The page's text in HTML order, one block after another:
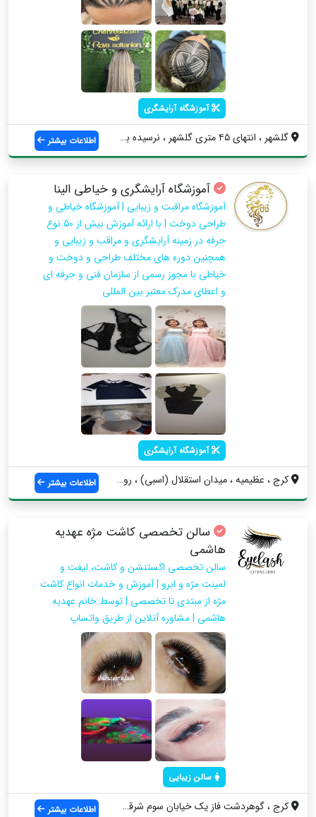
آموزشگاه آرایشگری
گلشهر ، انتهاي ٤٥ متري گلشهر ، نرسيده به... اطلاعات بیشتر
آموزشگاه آرایشگری و خیاطی الینا
آموزشگاه مراقبت و زیبایی | آموزشگاه خیاطی و
طراحی دوخت | با ارائه آموزش بیش از ۵۰ نوع
حرفه در زمینه آرایشگری و مراقب و زیبایی و
همچنین دوره های مختلف طراحی و دوخت و
خیاطی با مجوز رسمی از سازمان فنی و حرفه ای
و اعطای مدرک معتبر بین المللی
آموزشگاه آرایشگری
کرج ، عظیمیه ، میدان استقلال (اسبی) ، رو... اطلاعات بیشتر
سالن تخصصی کاشت مژه عهدیه
هاشمی
سالن تخصصی اکستنشن و کاشت، لیفت و
لمینت مژه و ابرو | آموزش و خدمات انواع کاشت
مژه از مبتدی تا تخصصی | توسط خانم عهدیه
هاشمی | مشاوره آنلاین از طریق واتساپ
سالن زیبایی
کرج ، گوهردشت فاز یک خیابان سوم شرقی ساخ... اطلاعات بیشتر